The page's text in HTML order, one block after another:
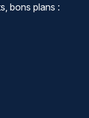
bons plans :